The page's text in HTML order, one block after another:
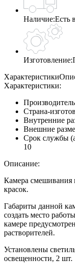
Наличие:Есть
Изготовление:
Характеристики
Характеристики:
Страна-
Внутренние
Внешние
Срок службы
10
Описание:
Камера смешивания
красок.
Габариты данной
создать место
камере
растворителей.
Установлены
освещенности, 2 шт.